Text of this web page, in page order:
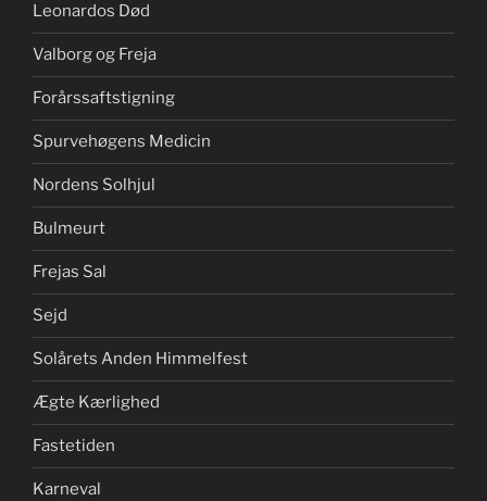
Leonardos Død
Valborg og Freja
Forårssaftstigning
Spurvehøgens Medicin
Nordens Solhjul
Bulmeurt
Frejas Sal
Sejd
Solårets Anden Himmelfest
Ægte Kærlighed
Fastetiden
Karneval